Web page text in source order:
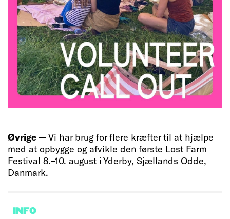
Øvrige —Vi har brug for flere kræfter til at hjælpe
med at opbygge og afvikle den første Lost Farm
Festival 8.–10. august i Yderby, Sjællands Odde,
Danmark.
INFO